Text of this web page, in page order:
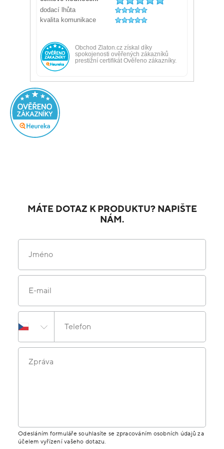
MÁTE DOTAZ K PRODUKTU? NAPIŠTE
NÁM.
Jméno
E-mail
Telefon
Zpráva
Odesláním formuláře souhlasíte se zpracováním osobních údajů za
účelem vyřízení vašeho dotazu.